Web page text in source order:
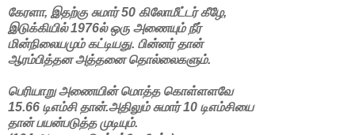
கேரளா, இதற்கு சுமார் 50 கிலோமீட்டர் கீழே,
இடுக்கியில் 1976ல் ஒரு அணையும் நீர்
மின்நிலையமும் கட்டியது. பின்னர் தான்
ஆரம்பித்தன அத்தனை தொல்லைகளும்.
பெரியாறு அணையின் மொத்த கொள்ளளவே
15.66 டிஎம்சி தான்.அதிலும் சுமார் 10 டிஎம்சியை
தான் பயன்படுத்த முடியும்.